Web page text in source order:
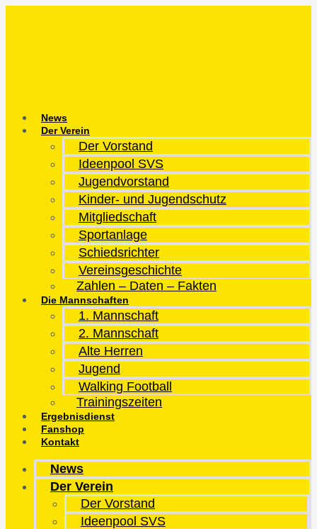
News
Der Verein
Der Vorstand
Ideenpool SVS
Jugendvorstand
Kinder- und Jugendschutz
Mitgliedschaft
Sportanlage
Schiedsrichter
Vereinsgeschichte
Zahlen – Daten – Fakten
Die Mannschaften
1. Mannschaft
2. Mannschaft
Alte Herren
Jugend
Walking Football
Trainingszeiten
Ergebnisdienst
Fanshop
Kontakt
News
Der Verein
Der Vorstand
Ideenpool SVS